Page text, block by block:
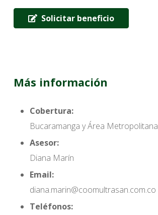
Solicitar beneficio
Más información
Cobertura:
Bucaramanga y Área Metropolitana
Asesor:
Diana Marín
Email:
diana.marin@coomultrasan.com.co
Teléfonos: